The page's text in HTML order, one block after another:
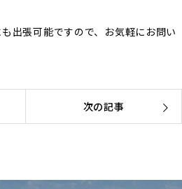
出張可能ですので、お気軽にお問い
次の記事